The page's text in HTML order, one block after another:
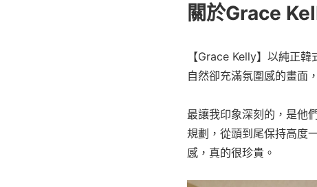
關於Grace
【Grace Kelly】以純正
自然卻充滿氛圍感的畫面
最讓我印象深刻的，是他
規劃，從頭到尾保持高度
感，真的很珍貴。